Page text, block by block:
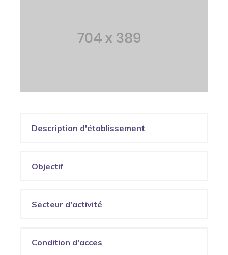
Description d'établissement
Objectif
Secteur d'activité
Condition d'acces